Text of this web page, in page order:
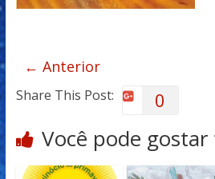
← Anterior
Share This Post: 0
Você pode